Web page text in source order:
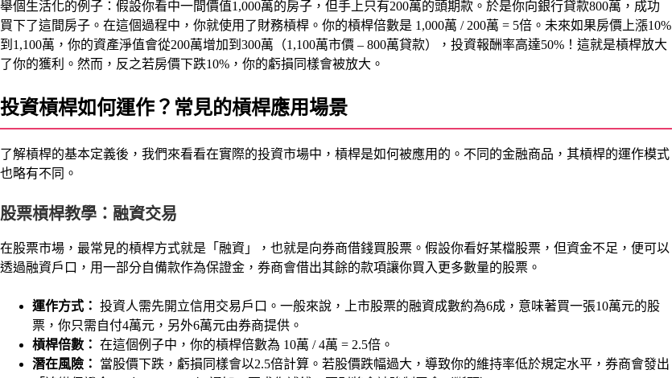
舉個生活化的例子：假設你看中一間價值1,000萬的房子，但手上只有200萬的頭期款。於是你向銀行貸款800萬，成功
買下了這間房子。在這個過程中，你就使用了財務槓桿。你的槓桿倍數是 1,000萬 / 200萬 = 5倍。未來如果房價上漲10%
到1,100萬，你的資產淨值會從200萬增加到300萬（1,100萬市價 – 800萬貸款），投資報酬率高達50%！這就是槓桿放大
了你的獲利。然而，反之若房價下跌10%，你的虧損同樣會被放大。
投資槓桿如何運作？常見的槓桿應用場景
了解槓桿的基本定義後，我們來看看在實際的投資市場中，槓桿是如何被應用的。不同的金融商品，其槓桿的運作模式
也略有不同。
股票槓桿教學：融資交易
在股票市場，最常見的槓桿方式就是「融資」，也就是向券商借錢買股票。假設你看好某檔股票，但資金不足，便可以
透過融資戶口，用一部分自備款作為保證金，券商會借出其餘的款項讓你買入更多數量的股票。
運作方式： 投資人需先開立信用交易戶口。一般來說，上市股票的融資成數約為6成，意味著買一張10萬元的股
票，你只需自付4萬元，另外6萬元由券商提供。
槓桿倍數： 在這個例子中，你的槓桿倍數為 10萬 / 4萬 = 2.5倍。
潛在風險：
當股價下跌，虧損同樣會以2.5倍計算。若股價跌幅過大，導致你的維持率低於規定水平，券商會發出